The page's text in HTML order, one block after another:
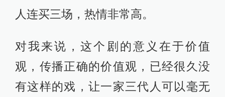
人连买三场，热情非常高。
对我来说，这个剧的意义在于价值
观，传播正确的价值观，已经很久没
有这样的戏，让一家三代人可以毫无